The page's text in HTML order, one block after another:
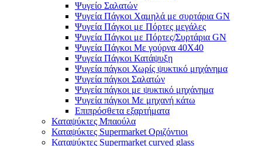
Ψυγείο Σαλατών
Ψυγεία Πάγκοι Χαμηλά με συρτάρια GN
Ψυγεία Πάγκοι με Πόρτες μεγάλες
Ψυγεία Πάγκοι με Πόρτες/Συρτάρια GN
Ψυγεία Πάγκοι Με γούρνα 40Χ40
Ψυγεία Πάγκοι Κατάψυξη
Ψυγεία πάγκοι Χωρίς ψυκτικό μηχάνημα
Ψυγεία πάγκοι Σαλατών
Ψυγεία πάγκοι με ψυκτικό μηχάνημα
Ψυγεία πάγκοι Με μηχανή κάτω
Επιπρόσθετα εξαρτήματα
Καταψύκτες Μπαούλα
Καταψύκτες Supermarket Οριζόντιοι
Καταψύκτες Supermarket curved glass